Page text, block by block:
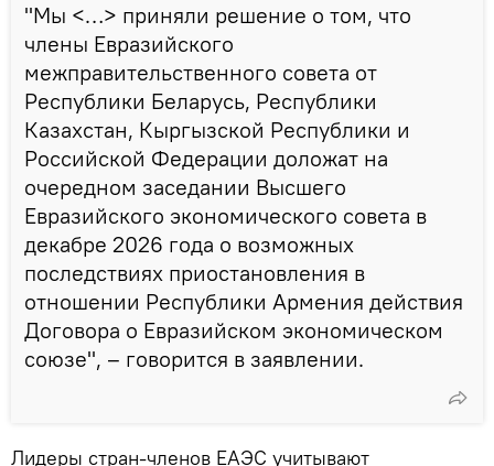
"Мы <…> приняли решение о том, что
члены Евразийского
межправительственного совета от
Республики Беларусь, Республики
Казахстан, Кыргызской Республики и
Российской Федерации доложат на
очередном заседании Высшего
Евразийского экономического совета в
декабре 2026 года о возможных
последствиях приостановления в
отношении Республики Армения действия
Договора о Евразийском экономическом
союзе", – говорится в заявлении.
Лидеры стран-членов ЕАЭС учитывают